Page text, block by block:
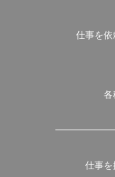
仕事を依
各
仕事を